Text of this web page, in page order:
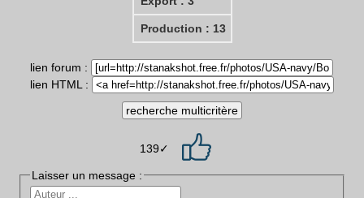
Production : 13
lien forum :
lien HTML :
139✓
Laisser un message :